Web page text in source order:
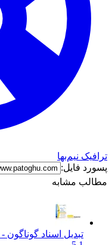
نیم‌بها
فایل:
مشابه
تبديل اسناد گوناگون - دانلود